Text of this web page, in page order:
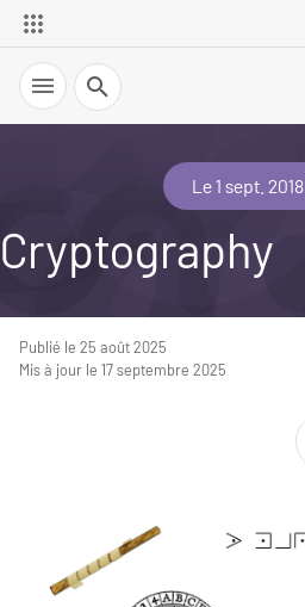
Recherche
Le 1 sept. 2018
Cryptography
Publié le 25 août 2025
Mis à jour le 17 septembre 2025